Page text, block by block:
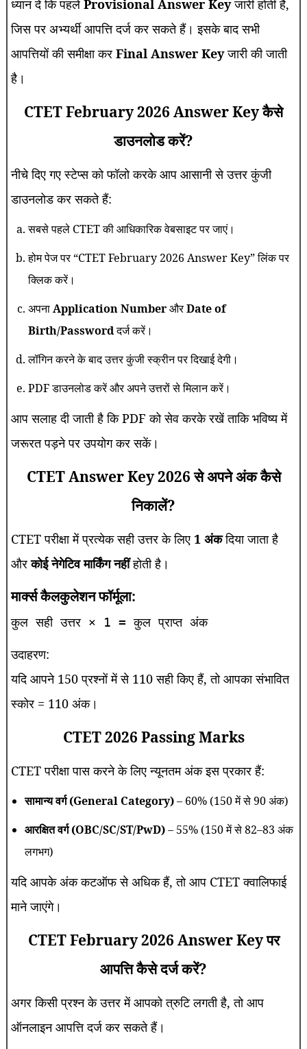
ध्यान दें कि पहले Provisional Answer Keyजारी होती है,
जिस पर अभ्यर्थी आपत्ति दर्ज कर सकते हैं। इसके बाद सभी
आपत्तियों की समीक्षा कर Final Answer Keyजारी की जाती
है।
CTET February 2026 Answer Key कैसे
डाउनलोड करें?
नीचे दिए गए स्टेप्स को फॉलो करके आप आसानी से उत्तर कुंजी
डाउनलोड कर सकते हैं:
सबसे पहले CTET की आधिकारिक वेबसाइट पर जाएं।
होम पेज पर “CTET February 2026 Answer Key” लिंक पर
क्लिक करें।
अपनाApplication NumberऔरDate of
Birth/Passwordदर्ज करें।
लॉगिन करने के बाद उत्तर कुंजी स्क्रीन पर दिखाई देगी।
PDF डाउनलोड करें और अपने उत्तरों से मिलान करें।
आप सलाह दी जाती है कि PDF को सेव करके रखें ताकि भविष्य में
जरूरत पड़ने पर उपयोग कर सकें।
CTET Answer Key 2026 से अपने अंक कैसे
निकालें?
CTET परीक्षा में प्रत्येक सही उत्तर के लिए 1 अंकदिया जाता है
औरकोई नेगेटिव मार्किंग नहींहोती है।
मार्क्स कैलकुलेशन फॉर्मूला:
कुल सही उत्तर × 1 = कुल प्राप्त अंक
उदाहरण:
यदि आपने 150 प्रश्नों में से 110 सही किए हैं, तो आपका संभावित
स्कोर = 110 अंक।
CTET 2026 Passing Marks
CTET परीक्षा पास करने के लिए न्यूनतम अंक इस प्रकार हैं:
सामान्य वर्ग (General Category)– 60% (150 में से 90 अंक)
आरक्षित वर्ग (OBC/SC/ST/PwD)– 55% (150 में से 82–83 अंक
लगभग)
यदि आपके अंक कटऑफ से अधिक हैं, तो आप CTET क्वालिफाई
माने जाएंगे।
CTET February 2026 Answer Key पर
आपत्ति कैसे दर्ज करें?
अगर किसी प्रश्न के उत्तर में आपको त्रुटि लगती है, तो आप
ऑनलाइन आपत्ति दर्ज कर सकते हैं।